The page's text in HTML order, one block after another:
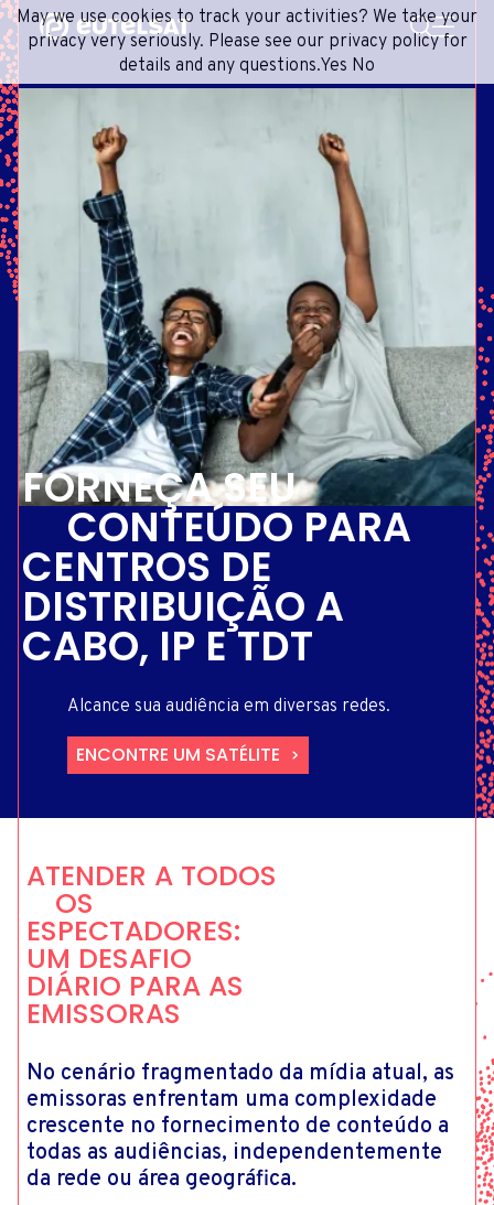
Content
Menu
Footer
SERVIÇOS DE SATÉLITE
REDE DE SATÉLITES
INVESTIDORES
ENTRE EM CONTATO
ADVANCE PORTAL
ONEWEB LEO PARTNER PORTAL
ENGLISH
PORTUGUESE
SPANISH
PESQUISA
FORNEÇA SEU
CONTEÚDO PARA
CENTROS DE
DISTRIBUIÇÃO A
CABO, IP E TDT
Alcance sua audiência em diversas redes.
ENCONTRE UM SATÉLITE
ATENDER A TODOS
OS
ESPECTADORES:
UM DESAFIO
DIÁRIO PARA AS
EMISSORAS
No cenário fragmentado da mídia atual, as
emissoras enfrentam uma complexidade
crescente no fornecimento de conteúdo a
todas as audiências, independentemente
da rede ou área geográfica.
May we use cookies to track your activities? We take your
privacy very seriously. Please see our privacy policy for
details and any questions.Yes No